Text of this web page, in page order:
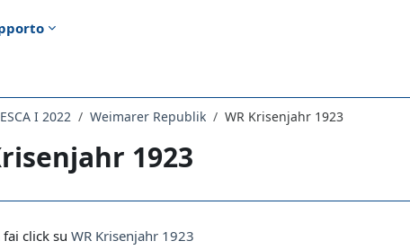
I 2022 Weimarer Republik WR Krisenjahr 1923
1923
click su WR Krisenjahr 1923